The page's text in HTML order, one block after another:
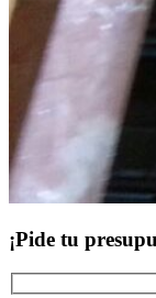
¡Pide tu